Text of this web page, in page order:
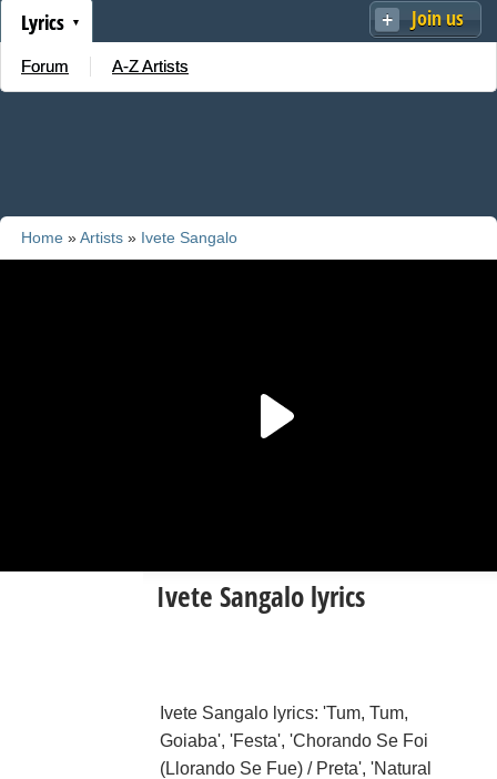
Join us
Lyrics
Forum A-Z Artists
Home »Artists » Ivete Sangalo
Ivete Sangalo lyrics
Ivete Sangalo lyrics: 'Tum, Tum,
Goiaba', 'Festa', 'Chorando Se Foi
(Llorando Se Fue) / Preta', 'Natural